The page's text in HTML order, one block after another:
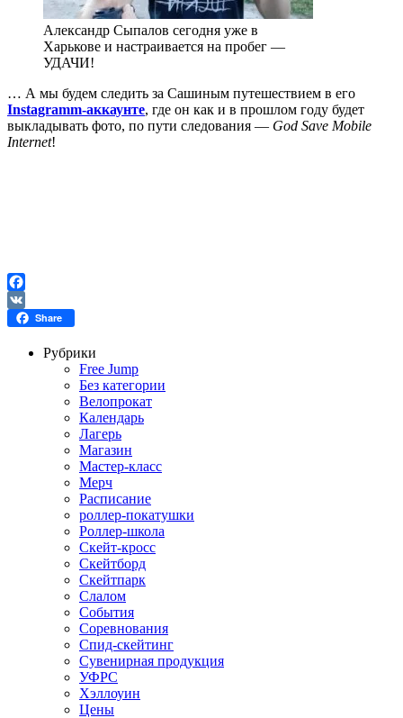
Александр Сыпалов сегодня уже в
Харькове и настраивается на пробег —
УДАЧИ!
… А мы будем следить за Сашиным путешествием в его
Instagramm-аккаунте, где он как и в прошлом году будет
выкладывать фото, по пути следования — God Save Mobile
Internet!
Facebook
VK Share
Рубрики
Free Jump
Без категории
Велопрокат
Календарь
Лагерь
Магазин
Мастер-класс
Мерч
Расписание
роллер-покатушки
Роллер-школа
Скейт-кросс
Скейтборд
Скейтпарк
Слалом
События
Соревнования
Спид-скейтинг
Сувенирная продукция
УФРС
Хэллоуин
Цены